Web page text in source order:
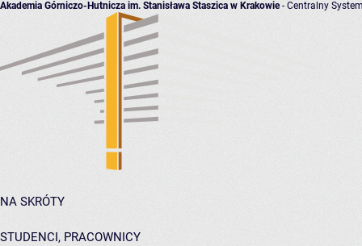
Akademia Górniczo-Hutnicza im. Stanisława Staszica w Krakowie- Centralny
NA SKRÓTY
STUDENCI, PRACOWNICY